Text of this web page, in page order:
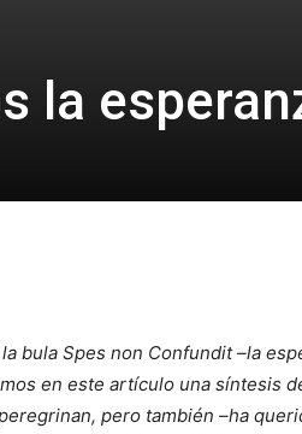
la
bula Spes non Confundit –la
en este artículo una síntesis
pero también –ha